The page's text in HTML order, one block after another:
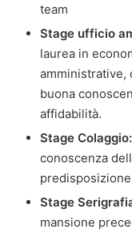
team
Stage ufficio
laurea in
amministrative,
buona
affidabilità.
Stage Colaggio:
conoscenza
Stage
mansione